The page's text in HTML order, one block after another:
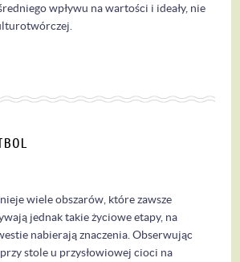
wpływu na wartości i ideały, nie
wiele obszarów, które zawsze
jednak takie życiowe etapy, na
nabierają znaczenia. Obserwując
stole u przysłowiowej cioci na